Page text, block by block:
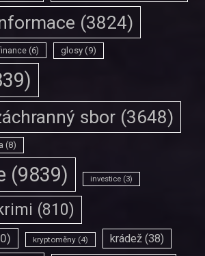
(3824)
(6) glosy (9)
sbor (3648)
(8)
(9839) investice (3)
(810)
kryptoměny (4) krádež (38)